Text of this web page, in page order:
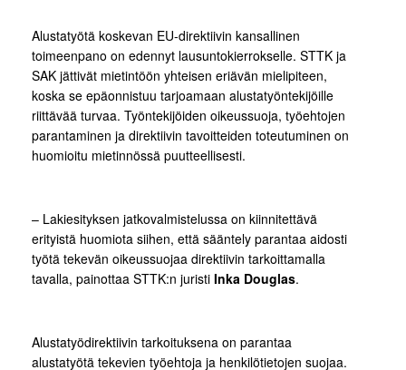
Alustatyötä koskevan EU-direktiivin kansallinen
toimeenpano on edennyt lausuntokierrokselle. STTK ja
SAK jättivät mietintöön yhteisen eriävän mielipiteen,
koska se epäonnistuu tarjoamaan alustatyöntekijöille
riittävää turvaa. Työntekijöiden oikeussuoja, työehtojen
parantaminen ja direktiivin tavoitteiden toteutuminen on
huomioitu mietinnössä puutteellisesti.
– Lakiesityksen jatkovalmistelussa on kiinnitettävä
erityistä huomiota siihen, että sääntely parantaa aidosti
työtä tekevän oikeussuojaa direktiivin tarkoittamalla
tavalla, painottaa STTK:n juristi Inka Douglas.
Alustatyödirektiivin tarkoituksena on parantaa
alustatyötä tekevien työehtoja ja henkilötietojen suojaa.